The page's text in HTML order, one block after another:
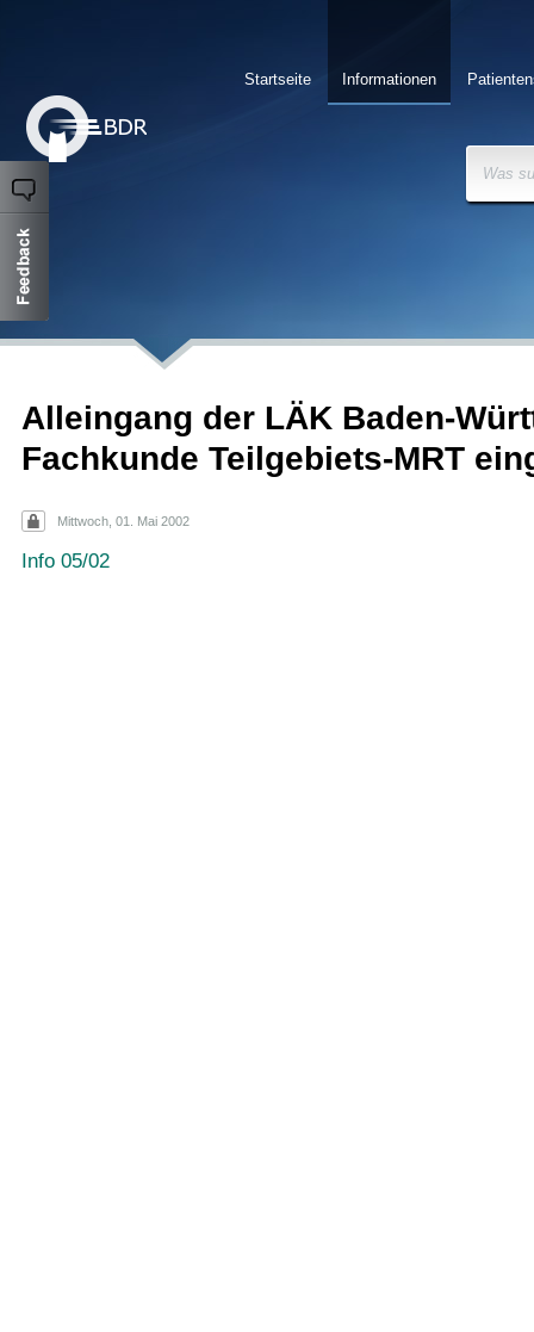
Informationen
Startseite
Was
Alleingang der LÄK Baden-
Fachkunde Teilgebiets-MRT
Mittwoch, 01. Mai 2002
Info 05/02